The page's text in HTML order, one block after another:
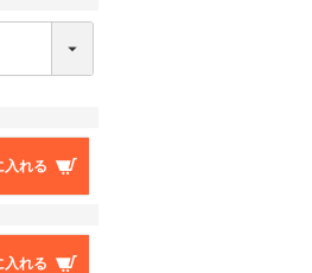
入れる
入れる